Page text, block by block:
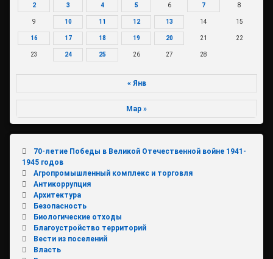
2 3 4 5 6 7 8
9 10 11 12 13 14 15
16 17 18 19 20 21 22
23 24 25 26 27 28
« Янв
Мар »
70-летие Победы в Великой Отечественной войне 1941-
1945 годов
Агропромышленный комплекс и торговля
Антикоррупция
Архитектура
Безопасность
Биологические отходы
Благоустройство территорий
Вести из поселений
Власть